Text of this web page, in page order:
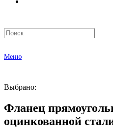
Меню
Выбрано:
Фланец
оцинкованной